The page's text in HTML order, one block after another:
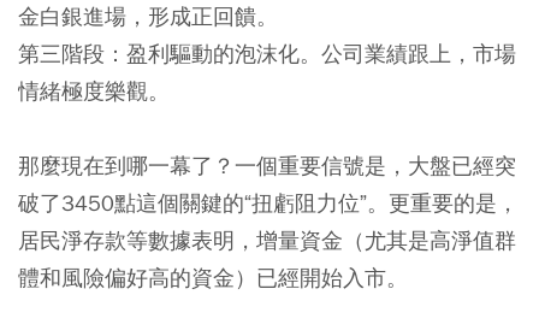
金白銀進場，形成正回饋。
第三階段：盈利驅動的泡沫化。公司業績跟上，市場
情緒極度樂觀。
那麼現在到哪一幕了？一個重要信號是，大盤已經突
破了3450點這個關鍵的“扭虧阻力位”。更重要的是，
居民淨存款等數據表明，增量資金（尤其是高淨值群
體和風險偏好高的資金）已經開始入市。